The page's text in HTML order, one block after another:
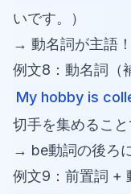
いです。）
→ 動名詞が主語
例文8：動名詞（
My hobby is
切手を集めること
→ be動詞の後ろ
例文9：前置詞 +